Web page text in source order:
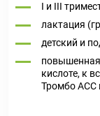
I и III
лактация
детский и
повышенная
кислоте, к
Тромбо АСС